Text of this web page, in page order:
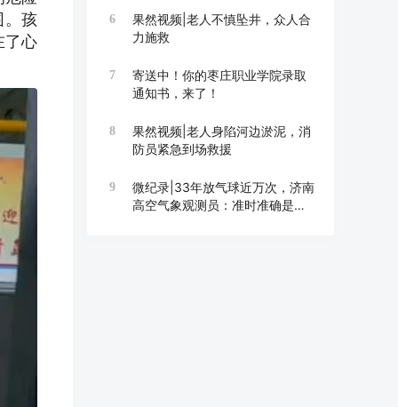
。孩
了心
6
果然视频|老人不慎坠井，众人合
力施救
7
寄送中！你的枣庄职业学院录取
通知书，来了！
8
果然视频|老人身陷河边淤泥，消
防员紧急到场救援
9
微纪录|33年放气球近万次，济南
高空气象观测员：准时准确是底